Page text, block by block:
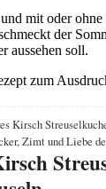
mit oder
der
aussehen soll.
zum